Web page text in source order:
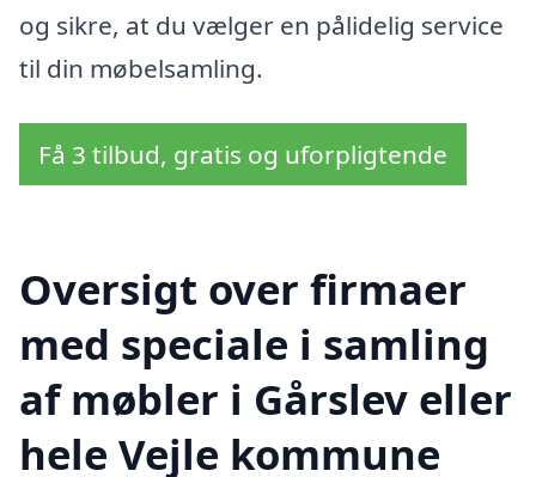
og sikre, at du vælger en pålidelig service
til din møbelsamling.
Få 3 tilbud, gratis og uforpligtende
Oversigt over firmaer
med speciale i samling
af møbler i Gårslev eller
hele Vejle kommune